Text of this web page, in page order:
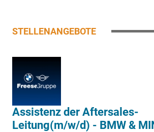
STELLENANGEBOTE
Assistenz der Aftersales-
Leitung(m/w/d) - BMW &